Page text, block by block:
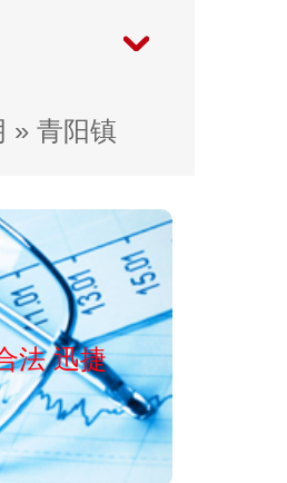
» 青阳镇
法 迅捷